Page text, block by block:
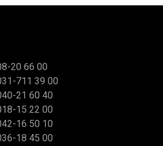
20 66 00
711 39 00
21 60 40
15 22 00
16 50 10
18 45 00